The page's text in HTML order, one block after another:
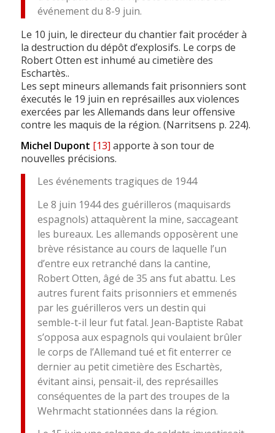
événement du 8-9 juin.
Le 10 juin, le directeur du chantier fait procéder à
la destruction du dépôt d’explosifs. Le corps de
Robert Otten est inhumé au cimetière des
Eschartès..
Les sept mineurs allemands fait prisonniers sont
éxecutés le 19 juin en représailles aux violences
exercées par les Allemands dans leur offensive
contre les maquis de la région. (Narritsens p. 224).
Michel Dupont [13] apporte à son tour de
nouvelles précisions.
Les événements tragiques de 1944
Le 8 juin 1944 des guérilleros (maquisards
espagnols) attaquèrent la mine, saccageant
les bureaux. Les allemands opposèrent une
brève résistance au cours de laquelle l’un
d’entre eux retranché dans la cantine,
Robert Otten, âgé de 35 ans fut abattu. Les
autres furent faits prisonniers et emmenés
par les guérilleros vers un destin qui
semble-t-il leur fut fatal. Jean-Baptiste Rabat
s’opposa aux espagnols qui voulaient brûler
le corps de l’Allemand tué et fit enterrer ce
dernier au petit cimetière des Eschartès,
évitant ainsi, pensait-il, des représailles
conséquentes de la part des troupes de la
Wehrmacht stationnées dans la région.